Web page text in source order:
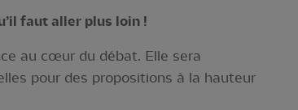
faut aller plus loin !
au cœur du débat. Elle sera
pour des propositions à la hauteur